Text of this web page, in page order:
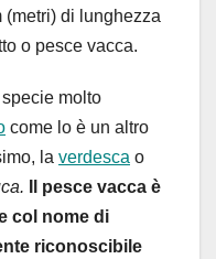
(metri) di lunghezza
o pesce vacca.
molto
come lo è un altro
la verdesca o
Il pesce vacca è
col nome di
riconoscibile